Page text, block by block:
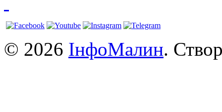
© 2026 ІнфоМалин.